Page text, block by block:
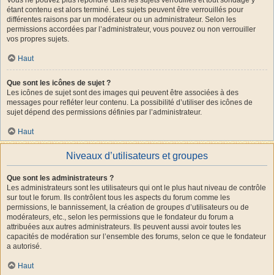
étant contenu est alors terminé. Les sujets peuvent être verrouillés pour
différentes raisons par un modérateur ou un administrateur. Selon les
permissions accordées par l’administrateur, vous pouvez ou non verrouiller
vos propres sujets.
Haut
Que sont les icônes de sujet ?
Les icônes de sujet sont des images qui peuvent être associées à des
messages pour refléter leur contenu. La possibilité d’utiliser des icônes de
sujet dépend des permissions définies par l’administrateur.
Haut
Niveaux d’utilisateurs et groupes
Que sont les administrateurs ?
Les administrateurs sont les utilisateurs qui ont le plus haut niveau de contrôle
sur tout le forum. Ils contrôlent tous les aspects du forum comme les
permissions, le bannissement, la création de groupes d’utilisateurs ou de
modérateurs, etc., selon les permissions que le fondateur du forum a
attribuées aux autres administrateurs. Ils peuvent aussi avoir toutes les
capacités de modération sur l’ensemble des forums, selon ce que le fondateur
a autorisé.
Haut